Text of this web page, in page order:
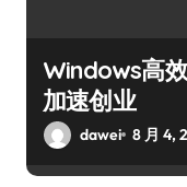
Windows高
加速创业
dawei 8 月 4,